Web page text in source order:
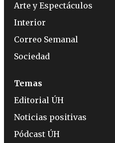
Arte y Espectáculos
Interior
Correo Semanal
Sociedad
Temas
Editorial ÚH
Noticias positivas
Pódcast ÚH